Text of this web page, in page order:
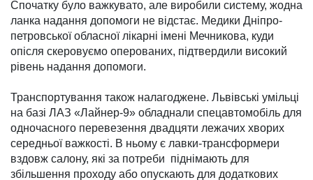
Спочатку було важкувато, але виробили систему, жодна
ланка надання допомоги не від­стає. Медики Дніпро­
петровської обласної лі­кар­ні імені Мечникова, куди
опісля скеровуємо оперованих, підтвердили високий
рівень надання допомоги.
Транспортування та­кож налагоджене. Львів­ські умільці
на базі ЛАЗ «Лайнер-9» обладнали спецавтомобіль для
одно­часного перевезення два­д­цяти лежачих хворих
середньої важкості. В ньому є лавки-транс­формери
вздовж салону, які за потреби піднімають для
збільшення проходу або опускають для додат­ко­вих